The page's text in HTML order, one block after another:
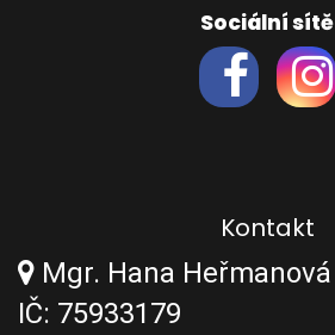
Sociální sítě
Kontakt
Mgr. Hana Heřmanová
IČ: 75933179